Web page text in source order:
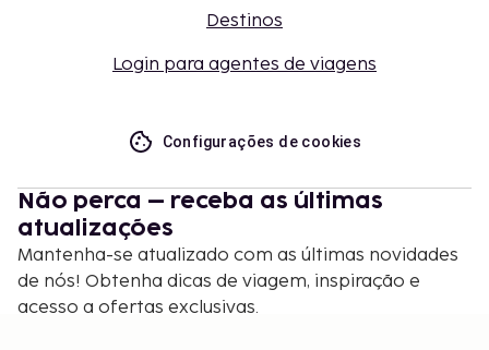
Destinos
Login para agentes de viagens
Configurações de cookies
Não perca – receba as últimas
atualizações
Mantenha-se atualizado com as últimas novidades
de nós! Obtenha dicas de viagem, inspiração e
acesso a ofertas exclusivas.